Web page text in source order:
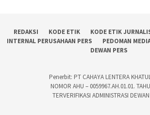
REDAKSI KODE ETIK KODE ETIK
INTERNAL PERUSAHAAN PERS
PEDOMAN
DEWAN PERS
Penerbit: PT CAHAYA LENTERA
NOMOR AHU – 0059967.AH.01.01.
TERVERIFIKASI ADMINISTRASI